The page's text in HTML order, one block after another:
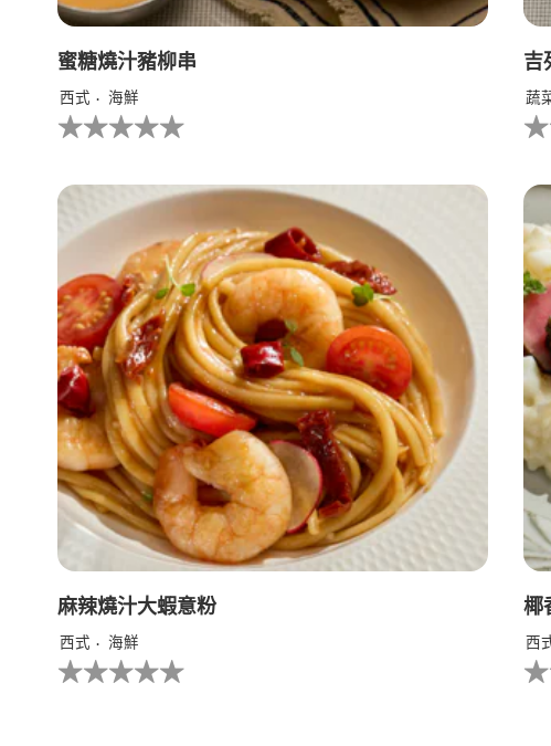
蜜糖燒汁豬柳串
西式
海鮮
没
有
个
recipe
提
评
级
吉
蔬
没
有
个
提
交
评
级
麻辣燒汁大蝦意粉
西式
海鮮
没
有
椰
西
没
有